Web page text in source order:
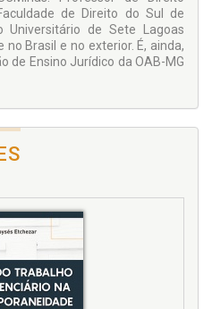
de Direito do Sul de
Universitário de Sete Lagoas
no Brasil e no exterior. É, ainda,
de Ensino Jurídico da OAB-MG